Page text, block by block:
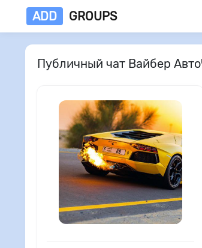
ADD GROUPS
Публичный чат Вайбер